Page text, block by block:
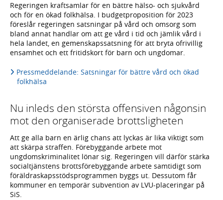
Regeringen kraftsamlar för en bättre hälso- och sjukvård
och för en ökad folkhälsa. I budgetproposition för 2023
föreslår regeringen satsningar på vård och omsorg som
bland annat handlar om att ge vård i tid och jämlik vård i
hela landet, en gemenskapssatsning för att bryta ofrivillig
ensamhet och ett fritidskort för barn och ungdomar.
Pressmeddelande: Satsningar för bättre vård och ökad
folkhälsa
Nu inleds den största offensiven någonsin
mot den organiserade brottsligheten
Att ge alla barn en ärlig chans att lyckas är lika viktigt som
att skärpa straffen. Förebyggande arbete mot
ungdomskriminalitet lönar sig. Regeringen vill därför stärka
socialtjänstens brottsförebyggande arbete samtidigt som
föräldraskapsstödsprogrammen byggs ut. Dessutom får
kommuner en temporär subvention av LVU-placeringar på
SiS.